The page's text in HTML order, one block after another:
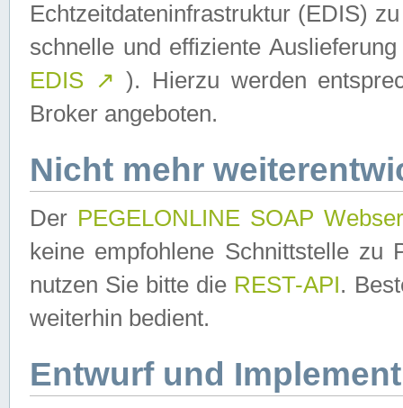
Echtzeitdateninfrastruktur (EDIS)
schnelle und effiziente
EDIS ↗ ). Hierzu werden
Broker angeboten.
Nicht mehr
Der PEGELONLINE SOAP
keine empfohlene Schnittstelle zu
nutzen Sie bitte die REST-API.
weiterhin bedient.
Entwurf und